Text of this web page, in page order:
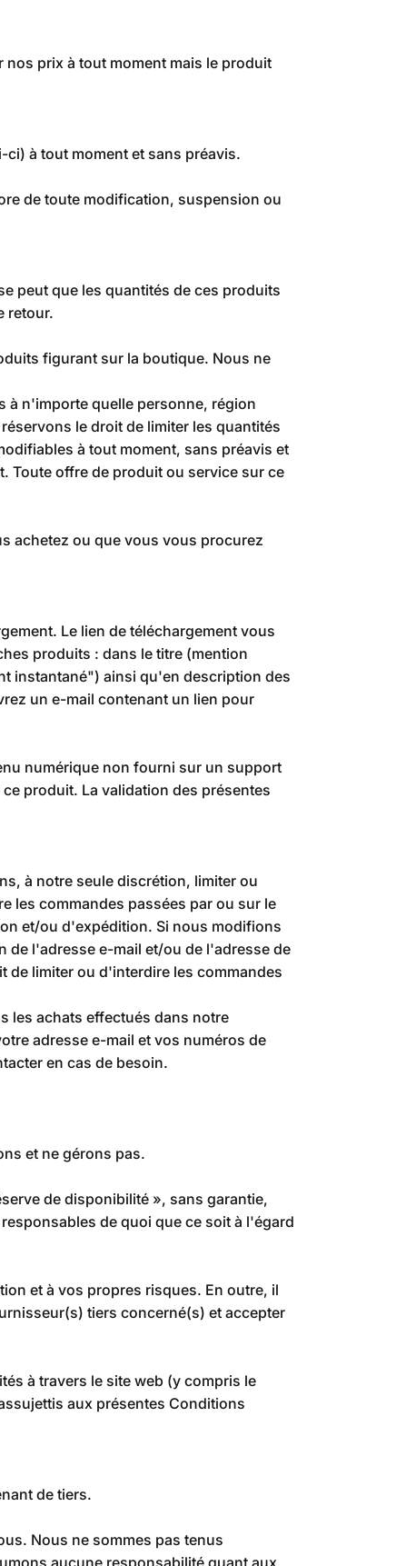
prix à tout moment mais le produit
à tout moment et sans préavis.
de toute modification, suspension ou
peut que les quantités de ces produits
retour.
figurant sur la boutique. Nous ne
à n'importe quelle personne, région
le droit de limiter les quantités
à tout moment, sans préavis et
Toute offre de produit ou service sur ce
achetez ou que vous vous procurez
Le lien de téléchargement vous
produits : dans le titre (mention
instantané") ainsi qu'en description des
un e-mail contenant un lien pour
numérique non fourni sur un support
produit. La validation des présentes
à notre seule discrétion, limiter ou
les commandes passées par ou sur le
et/ou d'expédition. Si nous modifions
de l'adresse e-mail et/ou de l'adresse de
de limiter ou d'interdire les commandes
les achats effectués dans notre
adresse e-mail et vos numéros de
en cas de besoin.
et ne gérons pas.
de disponibilité », sans garantie,
de quoi que ce soit à l'égard
et à vos propres risques. En outre, il
tiers concerné(s) et accepter
à travers le site web (y compris le
aux présentes Conditions
de tiers.
Nous ne sommes pas tenus
aucune responsabilité quant aux